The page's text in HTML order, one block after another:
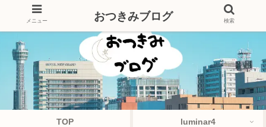
TOP luminar4
メニュー おつきみブログ 検索